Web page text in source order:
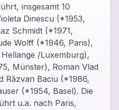
insgesamt 10
Dinescu (*1953,
Schmidt (*1971,
Wolff (*1946, Paris),
/Luxemburg),
Münster), Roman Vlad
Răzvan Baciu (*1986,
(*1954, Basel). Die
u.a. nach Paris,